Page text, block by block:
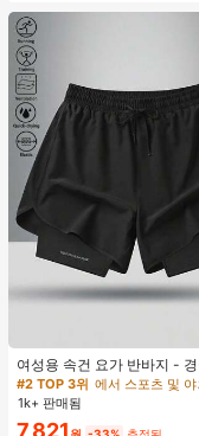
여성용 속건 요가 반바지 - 경
성 트레이닝 스포츠 반바지,
트레치 피트니스 팬츠 블랙 여
높은 재방문 고객
#2 TOP 3위 에서 스포츠 및 야
높은 재방문 고객
#2 TOP 3위 에서 스포츠 및 야
높은 재방문 고객
#2 TOP 3위
에서 스포츠 및 야
1k+ 판매됨
7,821